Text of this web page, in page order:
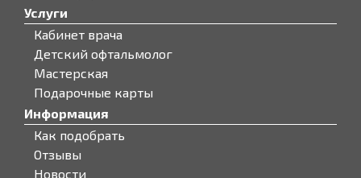
Услуги
Кабинет врача
Детский офтальмолог
Мастерская
Подарочные карты
Информация
Как подобрать
Отзывы
Новости